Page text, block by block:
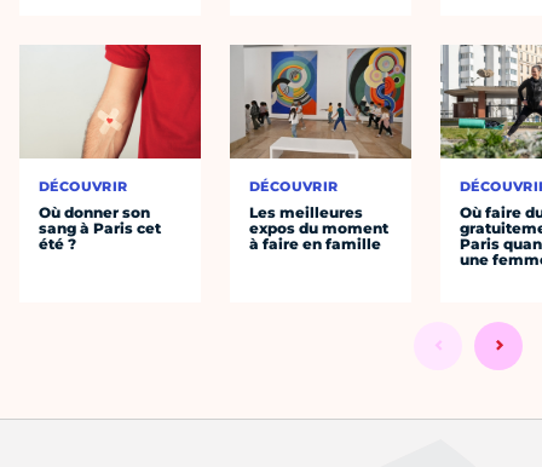
DÉCOUVRIR
Où donner son
sang à Paris cet
été ?
DÉCOUVRIR
Les meilleures
expos du moment
à faire en famille
Où faire
Paris
une